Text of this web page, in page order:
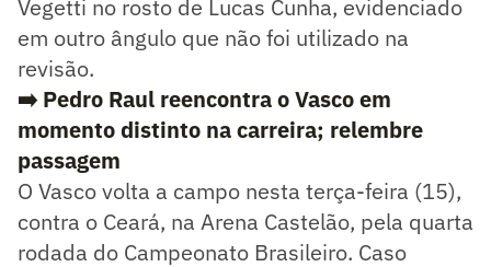
Vegetti no rosto de Lucas Cunha, evidenciado
em outro ângulo que não foi utilizado na
revisão.
➡️ Pedro Raul reencontra o Vasco em
momento distinto na carreira; relembre
passagem
O Vasco volta a campo nesta terça-feira (15),
contra o Ceará, na Arena Castelão, pela quarta
rodada do Campeonato Brasileiro. Caso